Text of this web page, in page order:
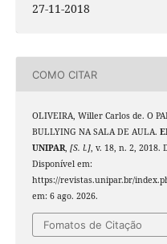
27-11-2018
COMO CITAR
OLIVEIRA, Willer Carlos de. O
BULLYING NA SALA DE AULA.
UNIPAR, [S. l.], v. 18, n. 2, 2018.
Disponível em:
https://revistas.unipar.br/
em: 6 ago. 2026.
Fomatos de Citação